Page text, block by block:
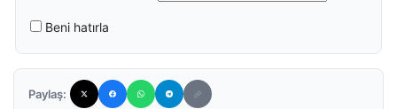
Beni hatırla
Paylaş: